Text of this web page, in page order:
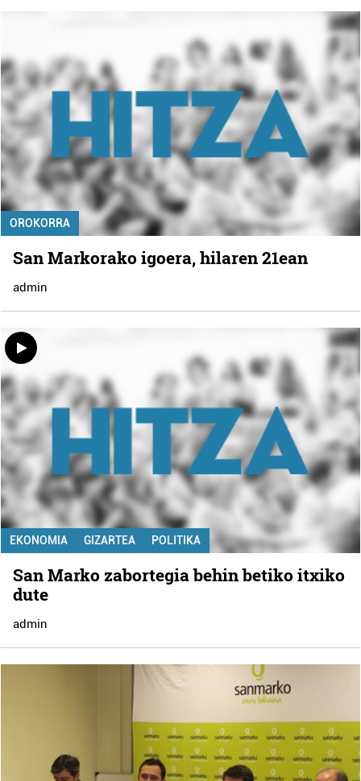
OROKORRA
San Markorako igoera, hilaren 21ean
admin
EKONOMIA GIZARTEA POLITIKA
San Marko zabortegia behin betiko itxiko
dute
admin